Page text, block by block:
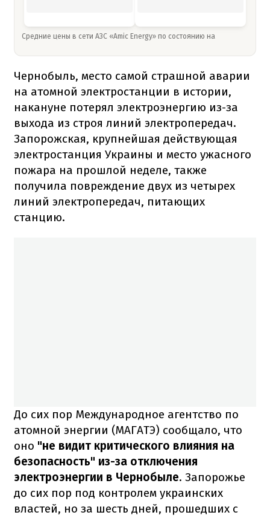
Средние цены в сети АЗС «Amic Energy» по состоянию на
Чернобыль, место самой страшной аварии
на атомной электростанции в истории,
накануне потерял электроэнергию из-за
выхода из строя линий электропередач.
Запорожская, крупнейшая действующая
электростанция Украины и место ужасного
пожара на прошлой неделе, также
получила повреждение двух из четырех
линий электропередач, питающих
станцию.
До сих пор Международное агентство по
атомной энергии (МАГАТЭ) сообщало, что
оно "не видит критического влияния на
безопасность" из-за отключения
электроэнергии в Чернобыле. Запорожье
до сих пор под контролем украинских
властей, но за шесть дней, прошедших с